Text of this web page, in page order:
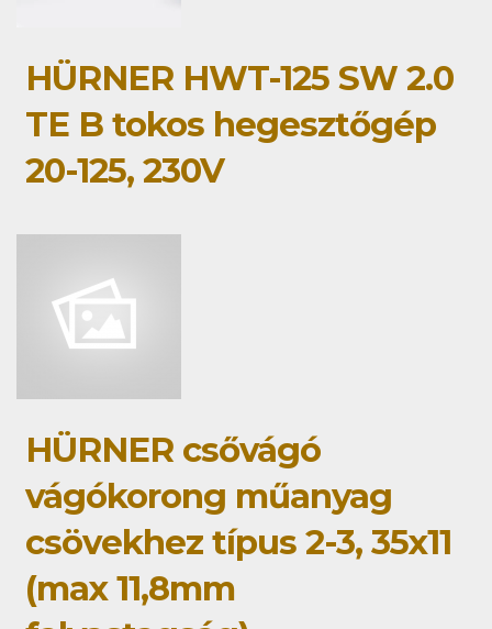
HÜRNER HWT-125 SW 2.0
TE B tokos hegesztőgép
20-125, 230V
HÜRNER csővágó
vágókorong műanyag
csövekhez típus 2-3, 35x11
(max 11,8mm